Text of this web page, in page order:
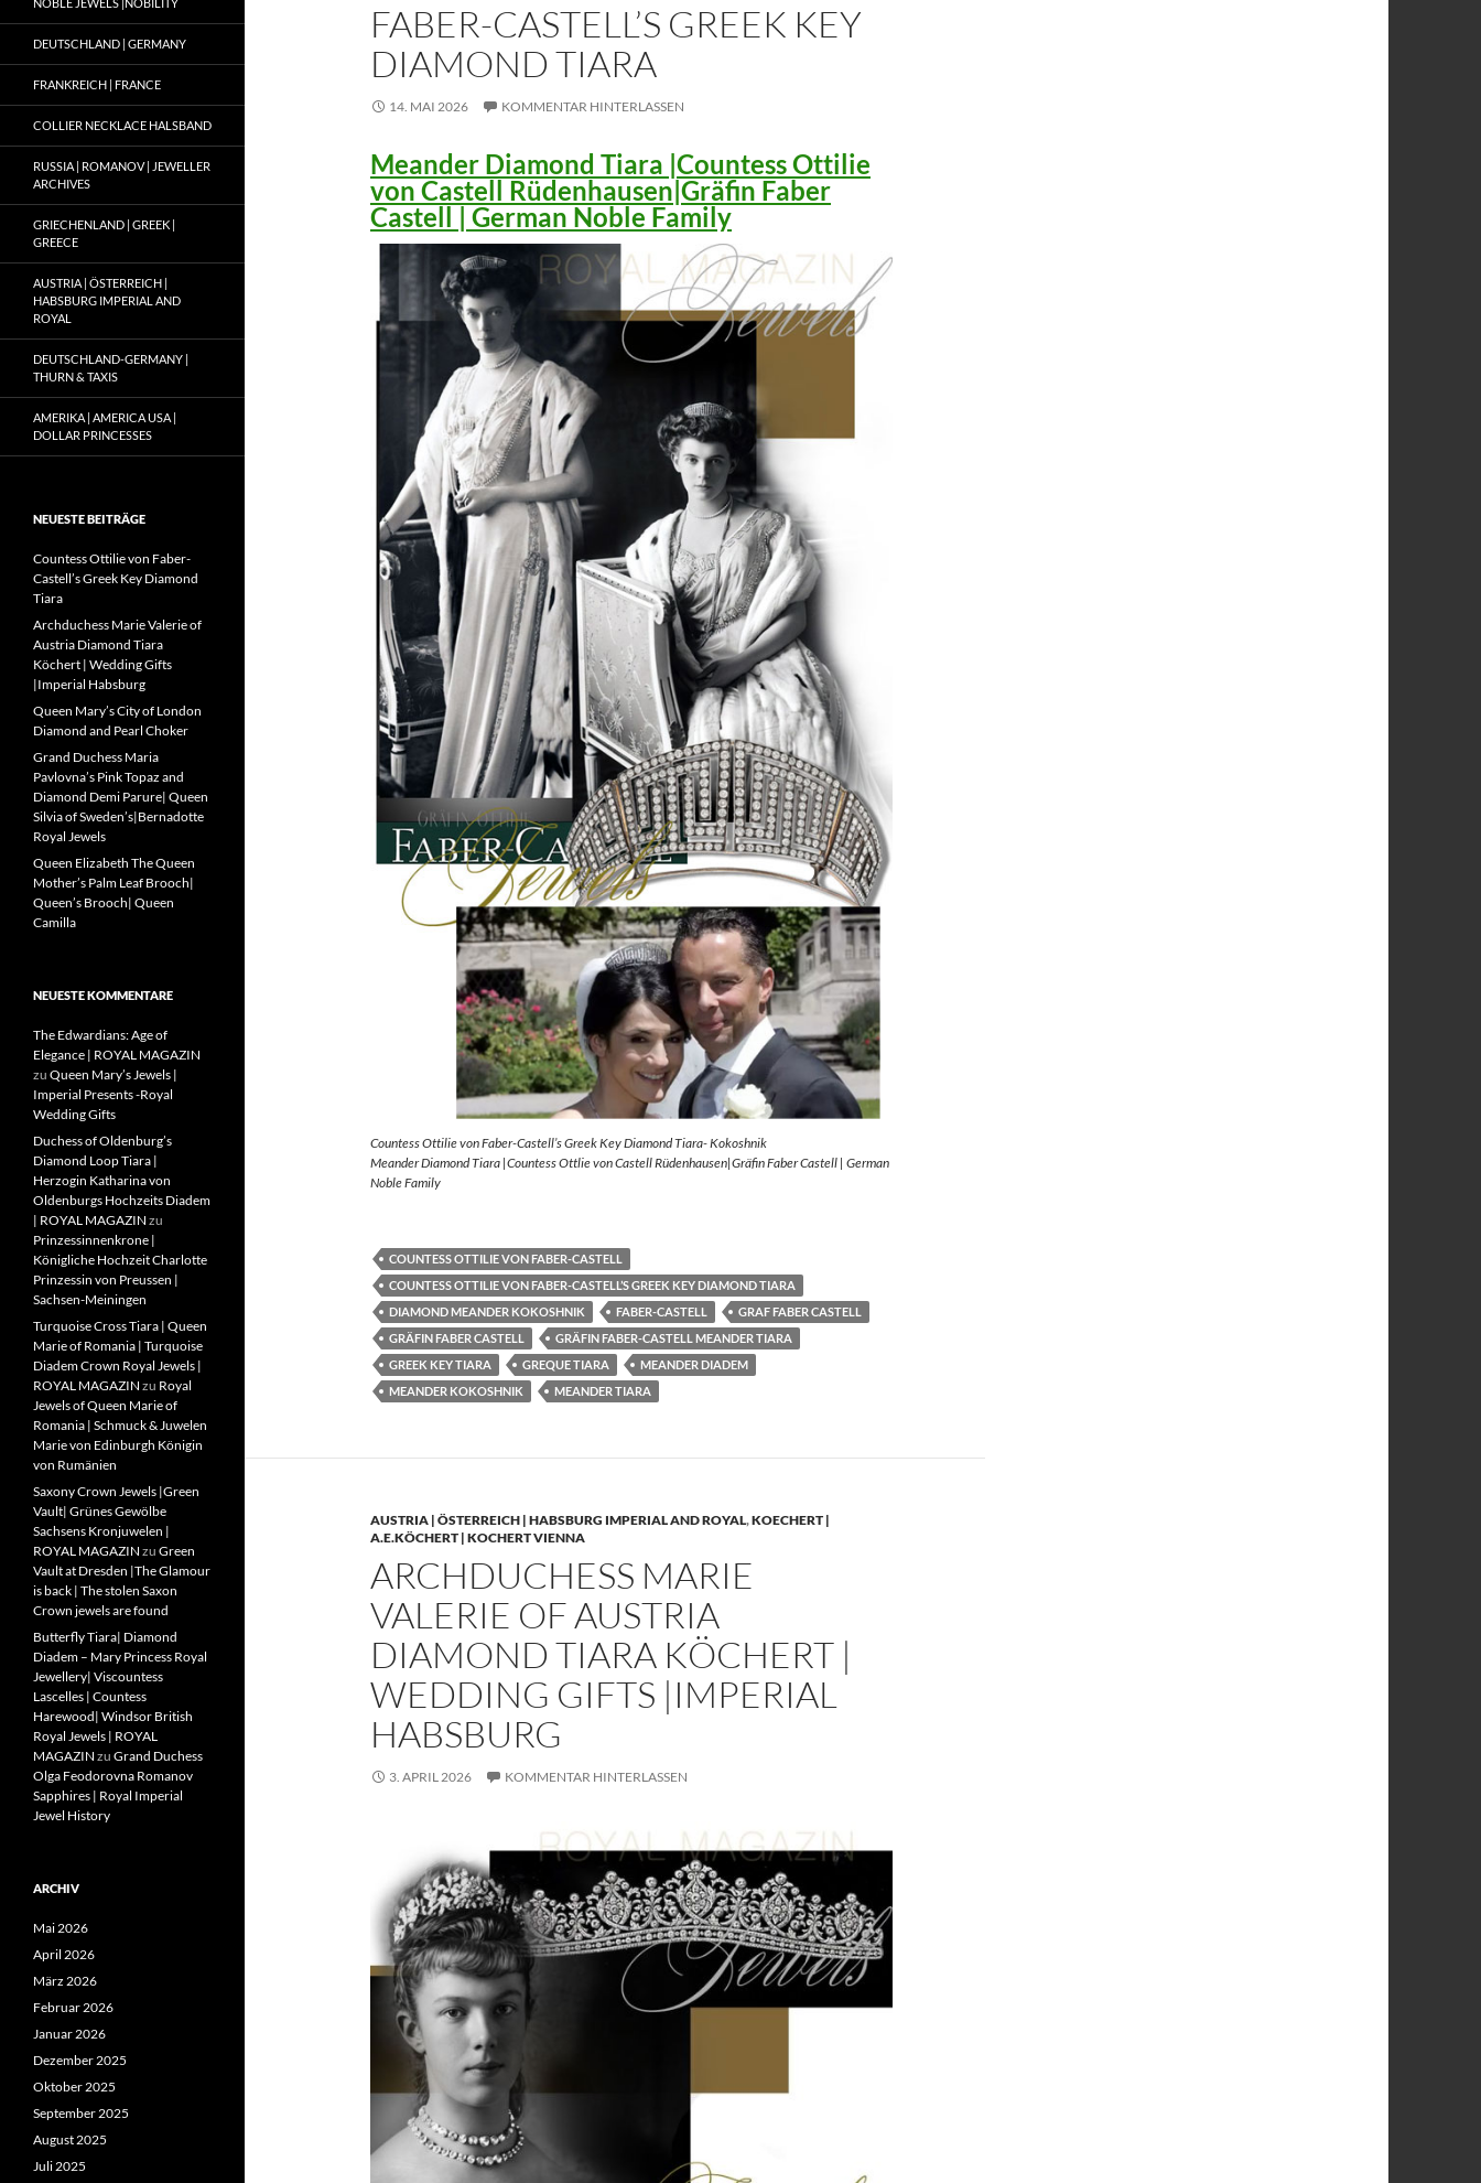
FABER-CASTELL’S GREEK KEY
DIAMOND TIARA
14. MAI 2026 KOMMENTAR HINTERLASSEN
Meander Diamond Tiara |Countess Ottilie
von Castell Rüdenhausen|Gräfin Faber
Castell | German Noble Family
Countess Ottilie von Faber-Castell’s Greek Key Diamond Tiara- Kokoshnik
Meander Diamond Tiara |Countess Ottlie von Castell Rüdenhausen|Gräfin Faber Castell | German
Noble Family
COUNTESS OTTILIE VON FABER-CASTELL
COUNTESS OTTILIE VON FABER-CASTELL’S GREEK KEY DIAMOND TIARA
DIAMOND MEANDER KOKOSHNIK
FABER-CASTELL
GRAF FABER CASTELL
GRÄFIN FABER CASTELL
GRÄFIN FABER-CASTELL MEANDER TIARA
GREEK KEY TIARA
GREQUE TIARA
MEANDER DIADEM
MEANDER KOKOSHNIK
MEANDER TIARA
AUSTRIA | ÖSTERREICH | HABSBURG IMPERIAL AND ROYAL,KOECHERT |
A.E.KÖCHERT | KOCHERT VIENNA
ARCHDUCHESS MARIE
VALERIE OF AUSTRIA
DIAMOND TIARA KÖCHERT |
WEDDING GIFTS |IMPERIAL
HABSBURG
3. APRIL 2026 KOMMENTAR HINTERLASSEN
DEUTSCHLAND | GERMANY
FRANKREICH | FRANCE
COLLIER NECKLACE HALSBAND
RUSSIA | ROMANOV | JEWELLER
ARCHIVES
GRIECHENLAND | GREEK |
GREECE
AUSTRIA | ÖSTERREICH |
HABSBURG IMPERIAL AND
ROYAL
DEUTSCHLAND-GERMANY |
THURN & TAXIS
AMERIKA | AMERICA USA |
DOLLAR PRINCESSES
NEUESTE BEITRÄGE
Countess Ottilie von Faber-
Castell’s Greek Key Diamond
Tiara
Archduchess Marie Valerie of
Austria Diamond Tiara
Köchert | Wedding Gifts
|Imperial Habsburg
Queen Mary’s City of London
Diamond and Pearl Choker
Grand Duchess Maria
Pavlovna’s Pink Topaz and
Diamond Demi Parure| Queen
Silvia of Sweden’s|Bernadotte
Royal Jewels
Queen Elizabeth The Queen
Mother’s Palm Leaf Brooch|
Queen’s Brooch| Queen
Camilla
NEUESTE KOMMENTARE
The Edwardians: Age of
Elegance | ROYAL MAGAZIN
zu Queen Mary’s Jewels |
Imperial Presents -Royal
Wedding Gifts
Duchess of Oldenburg’s
Diamond Loop Tiara |
Herzogin Katharina von
Oldenburgs Hochzeits Diadem
| ROYAL MAGAZIN zu
Prinzessinnenkrone |
Königliche Hochzeit Charlotte
Prinzessin von Preussen |
Sachsen-Meiningen
Turquoise Cross Tiara | Queen
Marie of Romania | Turquoise
Diadem Crown Royal Jewels |
ROYAL MAGAZIN zu Royal
Jewels of Queen Marie of
Romania | Schmuck & Juwelen
Marie von Edinburgh Königin
von Rumänien
Saxony Crown Jewels |Green
Vault| Grünes Gewölbe
Sachsens Kronjuwelen |
ROYAL MAGAZIN zu Green
Vault at Dresden |The Glamour
is back | The stolen Saxon
Crown jewels are found
Butterfly Tiara| Diamond
Diadem – Mary Princess Royal
Jewellery| Viscountess
Lascelles | Countess
Harewood| Windsor British
Royal Jewels | ROYAL
MAGAZIN zu Grand Duchess
Olga Feodorovna Romanov
Sapphires | Royal Imperial
Jewel History
ARCHIV
Mai 2026
April 2026
März 2026
Februar 2026
Januar 2026
Dezember 2025
Oktober 2025
September 2025
August 2025
Juli 2025